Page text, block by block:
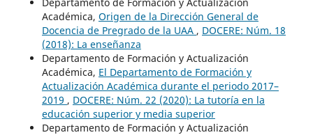
Académica, Origen de la Dirección General de
Docencia de Pregrado de la UAA , DOCERE: Núm. 18
(2018): La enseñanza
Departamento de Formación y Actualización
Académica, El Departamento de Formación y
Actualización Académica durante el periodo 2017–
2019 , DOCERE: Núm. 22 (2020): La tutoría en la
educación superior y media superior
Departamento de Formación y Actualización